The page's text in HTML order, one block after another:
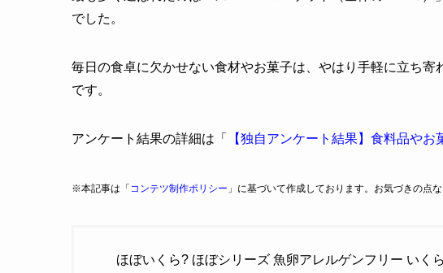
でした。
毎日の食卓に欠かせない食材やお菓子は、やはり手軽に立ち寄
です。
アンケート結果の詳細は「 【独自アンケート結果】食料品やお
※本記事は「 コンテツ制作ポリシー 」に基づいて作成しております。お気づきの点な
ほぼいくら? ほぼシリーズ 魚卵アレルゲンフリー いく